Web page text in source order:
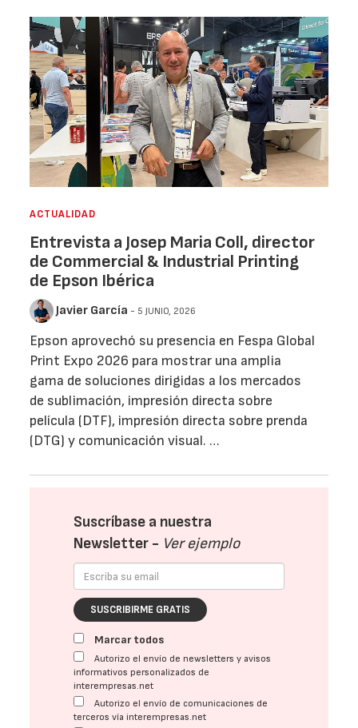
ACTUALIDAD
Entrevista a Josep Maria Coll, director
de Commercial & Industrial Printing
de Epson Ibérica
Javier García - 5 JUNIO, 2026
Epson aprovechó su presencia en Fespa Global
Print Expo 2026 para mostrar una amplia
gama de soluciones dirigidas a los mercados
de sublimación, impresión directa sobre
película (DTF), impresión directa sobre prenda
(DTG) y comunicación visual. …
Suscríbase a nuestra
Newsletter - Ver ejemplo
SUSCRIBIRME GRATIS
Marcar todos
Autorizo el envío de newsletters y avisos
informativos personalizados de
interempresas.net
Autorizo el envío de comunicaciones de
terceros vía interempresas.net